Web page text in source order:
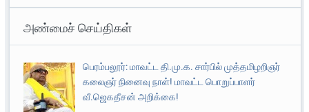
அண்மைச் செய்திகள்
பெரம்பலூர்: மாவட்ட தி.மு.க. சார்பில் முத்தமிழறிஞர்
கலைஞர் நினைவு நாள்! மாவட்ட பொறுப்பாளர்
வீ.ஜெகதீசன் அறிக்கை!